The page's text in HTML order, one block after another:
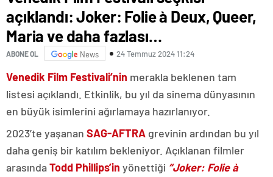
açıklandı: Joker: Folie à Deux, Queer,
Maria ve daha fazlası…
ABONE OL News 24 Temmuz 2024 11:24
Venedik Film Festivali’nin merakla beklenen tam
listesi açıklandı. Etkinlik, bu yıl da sinema dünyasının
en büyük isimlerini ağırlamaya hazırlanıyor.
2023’te yaşanan SAG-AFTRA grevinin ardından bu yıl
daha geniş bir katılım bekleniyor. Açıklanan filmler
arasındaTodd Phillips’in yönettiği “Joker: Folie à